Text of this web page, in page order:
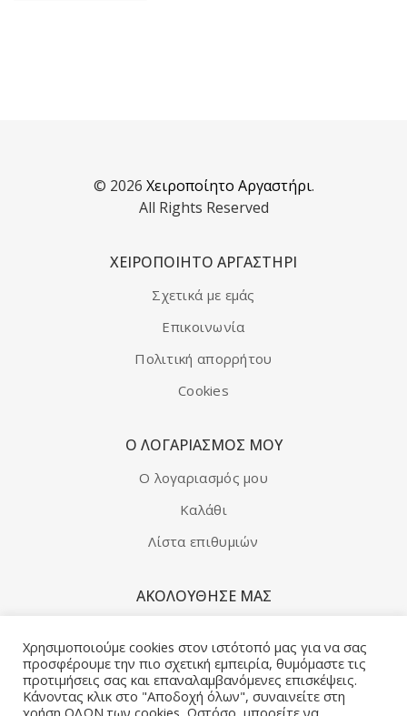
Χειροποίητο πλεκτό κασκόλ
Χειροποίητο πλεκτό κασκόλ
© 2026 Χειροποίητο Αργαστήρι.
All Rights Reserved
ΧΕΙΡΟΠΟΙΗΤΟ ΑΡΓΑΣΤΗΡΙ
Σχετικά με εμάς
Επικοινωνία
Πολιτική απορρήτου
Cookies
Ο ΛΟΓΑΡΙΑΣΜΌΣ ΜΟΥ
Ο λογαριασμός μου
Καλάθι
Λίστα επιθυμιών
ΑΚΟΛΟΥΘΗΣΕ ΜΑΣ
ΔΕΊΤΕ ΑΚΌΜΑ
Χρησιμοποιούμε cookies στον ιστότοπό μας για να σας
προσφέρουμε την πιο σχετική εμπειρία, θυμόμαστε τις
προτιμήσεις σας και επαναλαμβανόμενες επισκέψεις.
Κάνοντας κλικ στο "Αποδοχή όλων", συναινείτε στη
χρήση ΟΛΩΝ των cookies. Ωστόσο, μπορείτε να